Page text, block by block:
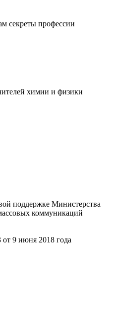
секреты профессии
химии и физики
поддержке Министерства
коммуникаций
9 июня 2018 года